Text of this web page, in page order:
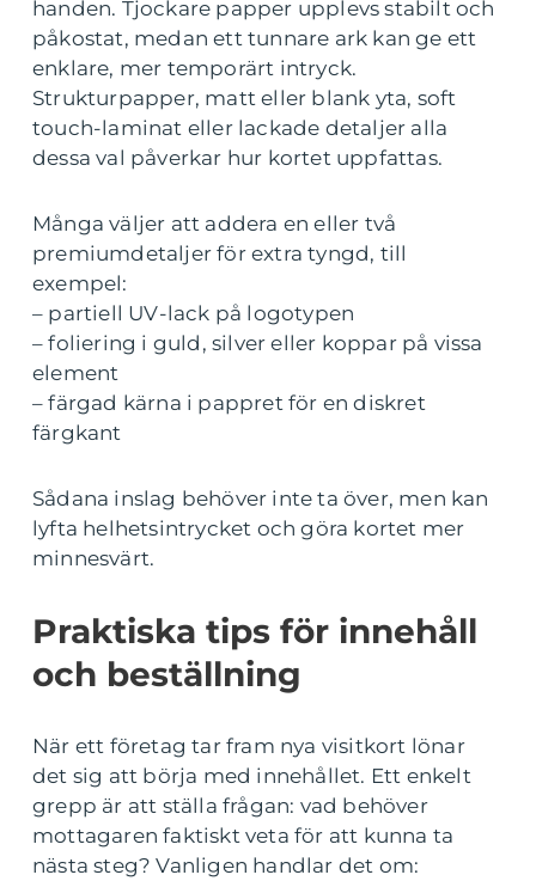
handen. Tjockare papper upplevs stabilt och
påkostat, medan ett tunnare ark kan ge ett
enklare, mer temporärt intryck.
Strukturpapper, matt eller blank yta, soft
touch-laminat eller lackade detaljer alla
dessa val påverkar hur kortet uppfattas.
Många väljer att addera en eller två
premiumdetaljer för extra tyngd, till
exempel:
– partiell UV-lack på logotypen
– foliering i guld, silver eller koppar på vissa
element
– färgad kärna i pappret för en diskret
färgkant
Sådana inslag behöver inte ta över, men kan
lyfta helhetsintrycket och göra kortet mer
minnesvärt.
Praktiska tips för innehåll
och beställning
När ett företag tar fram nya visitkort lönar
det sig att börja med innehållet. Ett enkelt
grepp är att ställa frågan: vad behöver
mottagaren faktiskt veta för att kunna ta
nästa steg? Vanligen handlar det om: